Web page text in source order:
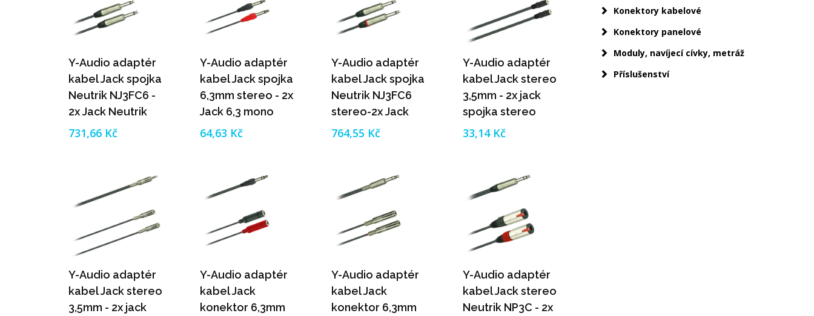
Y-Audio adaptér
kabel Jack spojka
Neutrik NJ3FC6 -
2x Jack Neutrik
NP2X (mono)
731,66 Kč
Y-Audio adaptér
kabel Jack spojka
6,3mm stereo - 2x
Jack 6,3 mono
(0,2m)
64,63 Kč
Y-Audio adaptér
kabel Jack spojka
Neutrik NJ3FC6
stereo-2x Jack
Neutrik NP2X
764,55 Kč
Y-Audio adaptér
kabel Jack stereo
3,5mm - 2x jack
spojka stereo
3,5mm (0,2m)
33,14 Kč
Y-Audio adaptér
kabel Jack stereo
3,5mm - 2x jack
Y-Audio adaptér
kabel Jack
konektor 6,3mm
Y-Audio adaptér
kabel Jack
konektor 6,3mm
Y-Audio adaptér
kabel Jack stereo
Neutrik NP3C - 2x
Konektory kabelové
Konektory panelové
Moduly, navíjecí cívky, metráž
Příslušenství